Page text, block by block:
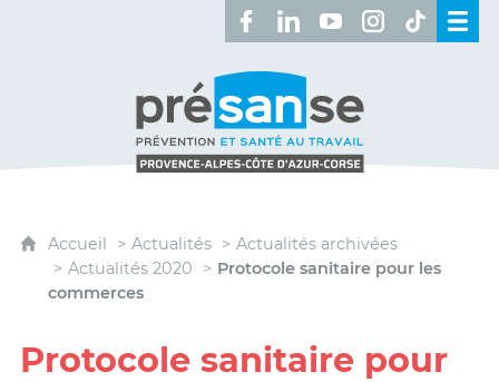
Retrouvez-nous sur Facebook
Retrouvez-nous sur
Retrouvez-nous sur
Retrouvez-
Accueil Actualités
Actualités archivées
Actualités 2020
Protocole sanitaire pour les
commerces
Protocole sanitaire pour